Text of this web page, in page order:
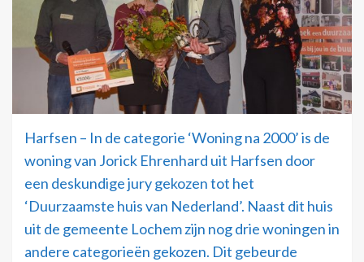
Harfsen – In de categorie ‘Woning na 2000’ is de
woning van Jorick Ehrenhard uit Harfsen door
een deskundige jury gekozen tot het
‘Duurzaamste huis van Nederland’. Naast dit huis
uit de gemeente Lochem zijn nog drie woningen in
andere categorieën gekozen. Dit gebeurde